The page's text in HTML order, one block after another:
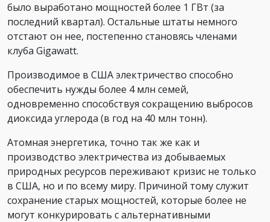
было выработано мощностей более 1 ГВт (за
последний квартал). Остальные штаты немного
отстают он нее, постепенно становясь членами
клуба Gigawatt.
Производимое в США электричество способно
обеспечить нужды более 4 млн семей,
одновременно способствуя сокращению выбросов
диоксида углерода (в год на 40 млн тонн).
Атомная энергетика, точно так же как и
производство электричества из добываемых
природных ресурсов переживают кризис не только
в США, но и по всему миру. Причиной тому служит
сохранение старых мощностей, которые более не
могут конкурировать с альтернативными